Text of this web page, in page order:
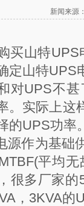
新闻来源
买山特UPS
定山特UPS
对UPS不
。实际上这
的UPS功率
源作为基础
平均
很多厂家的
，3KVA的